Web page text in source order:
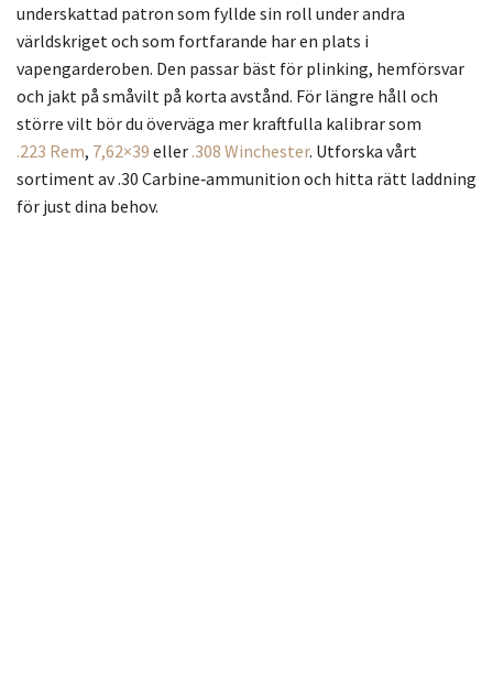
underskattad patron som fyllde sin roll under andra
världskriget och som fortfarande har en plats i
vapengarderoben. Den passar bäst för plinking, hemförsvar
och jakt på småvilt på korta avstånd. För längre håll och
större vilt bör du överväga mer kraftfulla kalibrar som
.223 Rem, 7,62×39 eller .308 Winchester. Utforska vårt
sortiment av .30 Carbine‑ammunition och hitta rätt laddning
för just dina behov.